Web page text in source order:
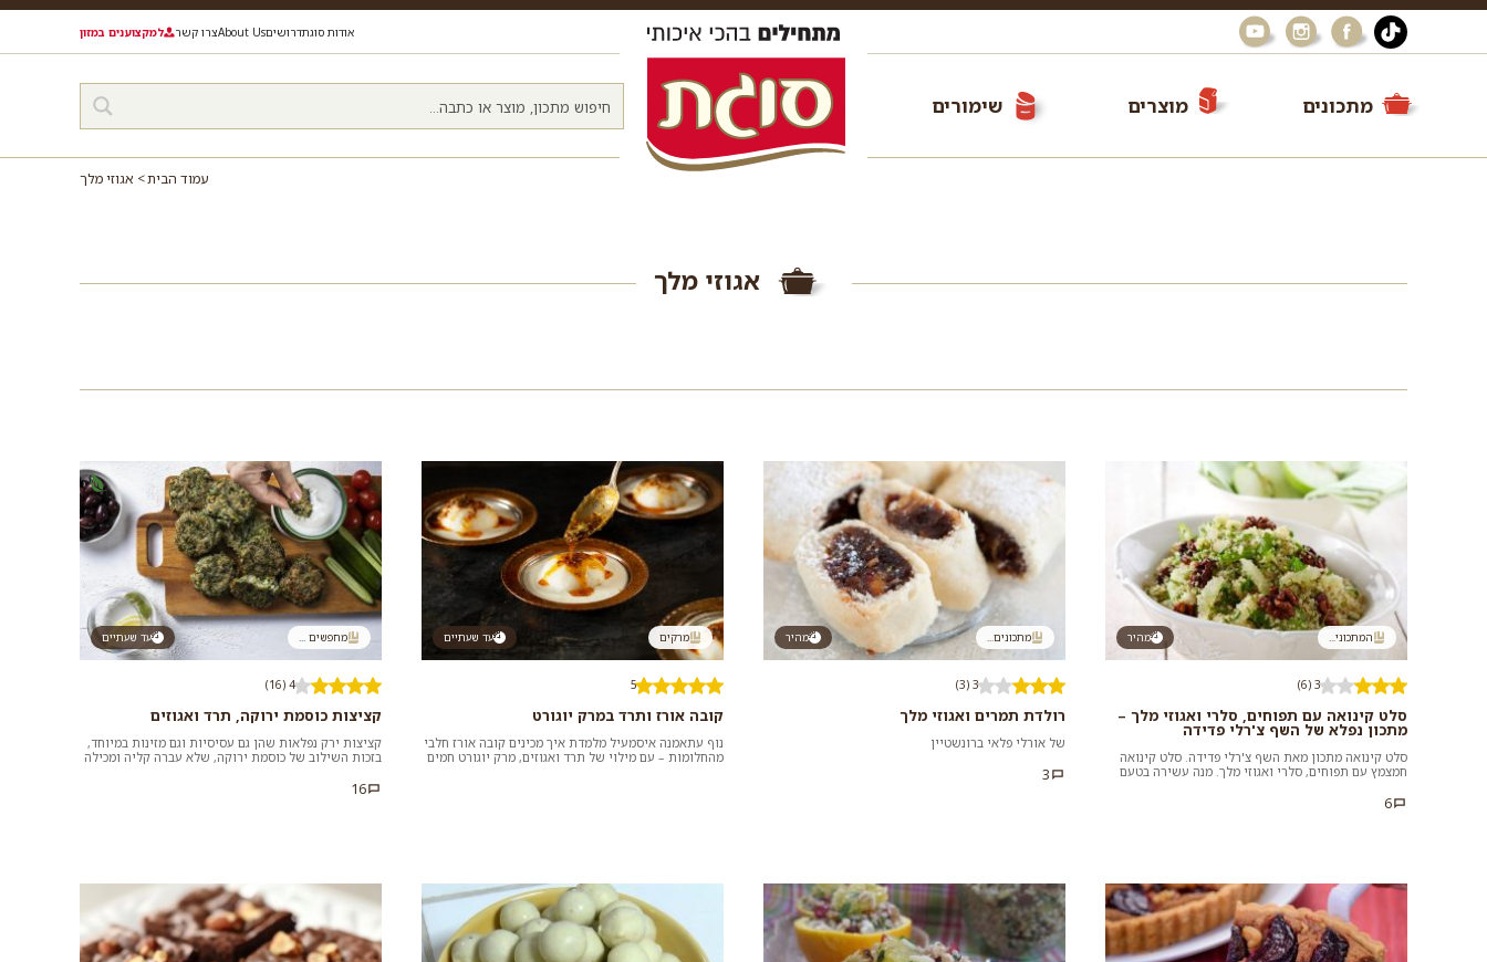
אודות סוגתדרושיםAbout Usצרו קשר למקצוענים במזון
מתכונים מוצרים שימורים
עמוד הבית אגוזי מלך
אגוזי מלך
מהיר המתכוני...
3 (6)
סלט קינואה עם תפוחים, סלרי ואגוזי מלך –
מתכון נפלא של השף צ'רלי פדידה
סלט קינואה מתכון מאת השף צ'רלי פדידה. סלט קינואה
חמצמץ עם תפוחים, סלרי ואגוזי מלך. מנה עשירה בטעם
6
מהיר מתכונים...
3 (3)
רולדת תמרים ואגוזי מלך
של אורלי פלאי ברונשטיין
3
עד שעתיים מרקים
5
קובה אורז ותרד במרק יוגורט
נוף עתאמנה איסמעיל מלמדת איך מכינים קובה אורז חלבי
מהחלומות – עם מילוי של תרד ואגוזים, מרק יוגורט חמים
עד שעתיים מחפשים ...
4 (16)
קציצות כוסמת ירוקה, תרד ואגוזים
קציצות ירק נפלאות שהן גם עסיסיות וגם מזינות במיוחד,
בזכות השילוב של כוסמת ירוקה, שלא עברה קליה ומכילה
16